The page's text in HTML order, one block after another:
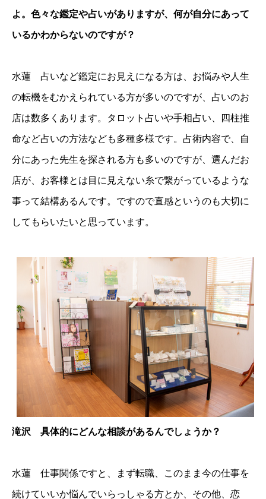
よ。色々な鑑定や占いがありますが、何が自分にあって
いるかわからないのですが？
水蓮 占いなど鑑定にお見えになる方は、お悩みや人生
の転機をむかえられている方が多いのですが、占いのお
店は数多くあります。タロット占いや手相占い、四柱推
命など占いの方法なども多種多様です。占術内容で、自
分にあった先生を探される方も多いのですが、選んだお
店が、お客様とは目に見えない糸で繋がっているような
事って結構あるんです。ですので直感というのも大切に
してもらいたいと思っています。
滝沢 具体的にどんな相談があるんでしょうか？
水蓮 仕事関係ですと、まず転職、このまま今の仕事を
続けていいか悩んでいらっしゃる方とか、その他、恋